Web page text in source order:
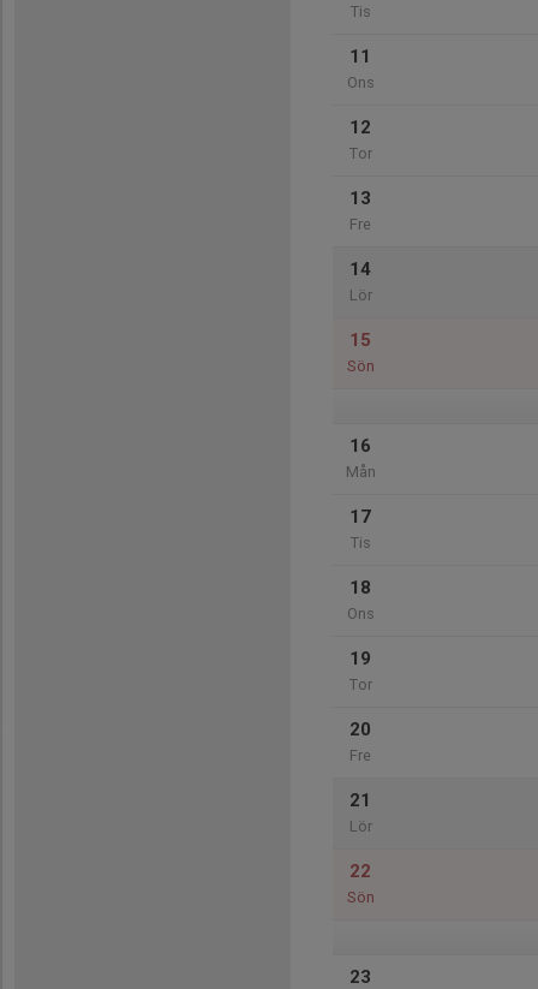
Tis
11
Ons
12
Tor
13
Fre
14
Lör
15
Sön
16
Mån
17
Tis
18
Ons
19
Tor
20
Fre
21
Lör
22
Sön
23